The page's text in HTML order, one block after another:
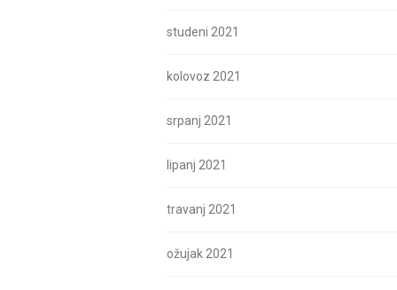
studeni 2021
kolovoz 2021
srpanj 2021
lipanj 2021
travanj 2021
ožujak 2021